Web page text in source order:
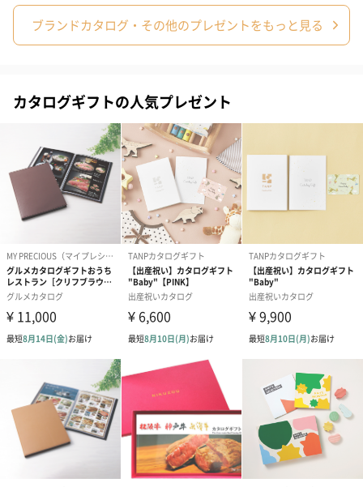
ンク（680円）
刷なし）（
ラッピングを施してお届けいたします。
ゴールド（390円） ピンク（390円） グリーン（
のし
ブランドカタログ・その他のプレゼントをもっと見る
カタログギフトの人気プレゼント